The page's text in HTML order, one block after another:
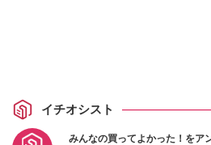
イチオシスト
みんなの買ってよかった！をア